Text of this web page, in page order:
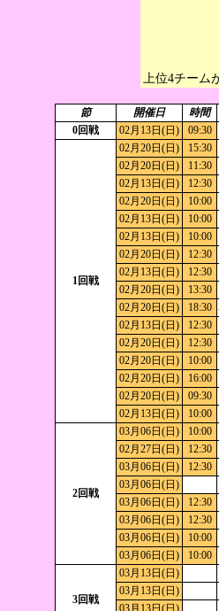
上位4チーム
節 開催日 時間
0回戦
02月13日(日) 09:30
1回戦
02月20日(日) 15:30
02月20日(日)
11:30
02月13日(日)
12:30
02月20日(日)
10:00
02月13日(日)
10:00
02月13日(日)
10:00
02月20日(日)
12:30
02月13日(日)
12:30
02月20日(日)
13:30
02月20日(日)
18:30
02月13日(日)
12:30
02月20日(日)
12:30
02月20日(日)
10:00
02月20日(日)
16:00
02月20日(日)
09:30
02月13日(日)
10:00
2回戦
03月06日(日) 10:00
02月27日(日)
12:30
03月06日(日)
12:30
03月06日(日)
03月06日(日)
12:30
03月06日(日)
12:30
03月06日(日)
10:00
03月06日(日)
10:00
3回戦
03月13日(日)
03月13日(日)
03月13日(日)